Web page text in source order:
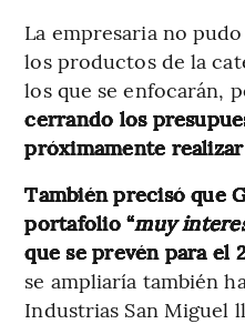
La empresaria no
los productos de la
los que se enfocarán,
cerrando los
próximamente
También precisó que
portafolio “muy
que se prevén para el
se ampliaría también
Industrias San Miguel